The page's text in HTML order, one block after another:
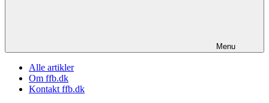
Menu
Alle artikler
Om ffb.dk
Kontakt ffb.dk